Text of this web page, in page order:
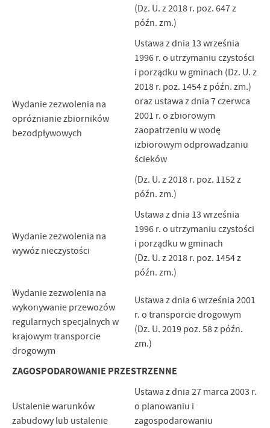
(Dz. U. z 2018 r. poz. 647 z
późn. zm.)
Wydanie zezwolenia na
opróżnianie zbiorników
bezodpływowych
Ustawa z dnia 13 września
1996 r. o utrzymaniu czystości
i porządku w gminach (Dz. U. z
2018 r. poz. 1454 z późn. zm.)
oraz ustawa z dnia 7 czerwca
2001 r. o zbiorowym
zaopatrzeniu w wodę
izbiorowym odprowadzaniu
ścieków
(Dz. U. z 2018 r. poz. 1152 z
późn. zm.)
Wydanie zezwolenia na
wywóz nieczystości
Ustawa z dnia 13 września
1996 r. o utrzymaniu czystości
i porządku w gminach
(Dz. U. z 2018 r. poz. 1454 z
późn. zm.)
Wydanie zezwolenia na
wykonywanie przewozów
regularnych specjalnych w
krajowym transporcie
drogowym
Ustawa z dnia 6 września 2001
r. o transporcie drogowym
(Dz. U. 2019 poz. 58 z późn.
zm.)
ZAGOSPODAROWANIE PRZESTRZENNE
Ustalenie warunków
zabudowy lub ustalenie
Ustawa z dnia 27 marca 2003 r.
o planowaniu i
zagospodarowaniu